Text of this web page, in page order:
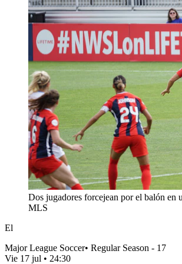
Dos jugadores forcejean por el balón en
MLS
El
Major League Soccer• Regular Season - 17
Vie 17 jul • 24:30